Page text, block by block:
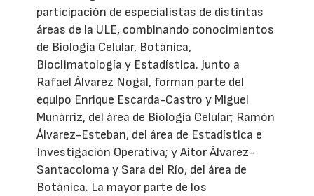
participación de especialistas de distintas
áreas de la ULE, combinando conocimientos
de Biología Celular, Botánica,
Bioclimatología y Estadística. Junto a
Rafael Álvarez Nogal, forman parte del
equipo Enrique Escarda-Castro y Miguel
Munárriz, del área de Biología Celular; Ramón
Álvarez-Esteban, del área de Estadística e
Investigación Operativa; y Aitor Álvarez-
Santacoloma y Sara del Río, del área de
Botánica. La mayor parte de los